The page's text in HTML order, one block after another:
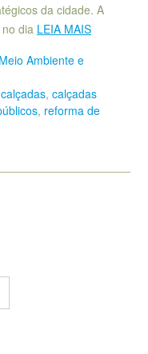
da cidade. A
dia LEIA MAIS
Meio Ambiente e
calçadas, calçadas
, reforma de